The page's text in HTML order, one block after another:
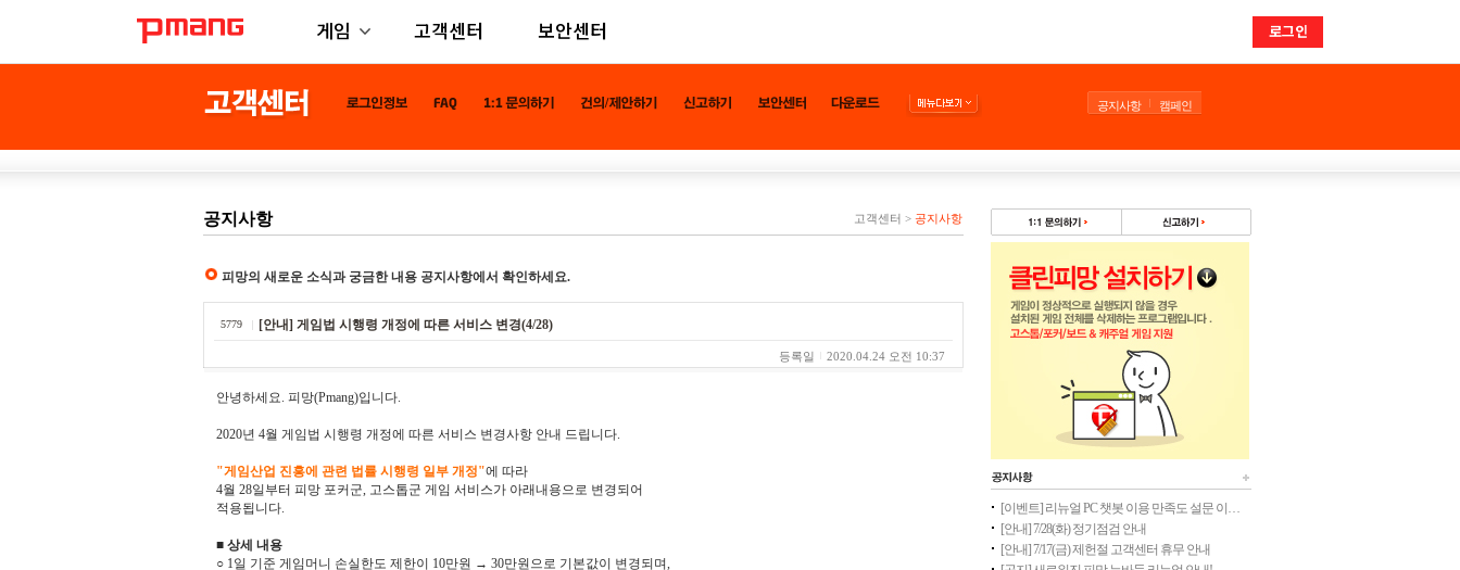
게임 고객센터 보안센터 로그인
공지사항 캠페인
공지사항 고객센터 > 공지사항
피망의 새로운 소식과 궁금한 내용 공지사항에서 확인하세요.
5779 [안내] 게임법 시행령 개정에 따른 서비스 변경(4/28)
등록일 2020.04.24 오전 10:37
안녕하세요. 피망(Pmang)입니다.
2020년 4월 게임법 시행령 개정에 따른 서비스 변경사항 안내 드립니다.
"게임산업 진흥에 관련 법률 시행령 일부 개정"에 따라
4월 28일부터 피망 포커군, 고스톱군 게임 서비스가 아래내용으로 변경되어
적용됩니다.
■ 상세 내용
○ 1일 기준 게임머니 손실한도 제한이 10만원 → 30만원으로 기본값이 변경되며,
[이벤트] 리뉴얼 PC 챗봇 이용 만족도 설문 이벤트
[안내] 7/28(화) 정기점검 안내
[안내] 7/17(금) 제헌절 고객센터 휴무 안내